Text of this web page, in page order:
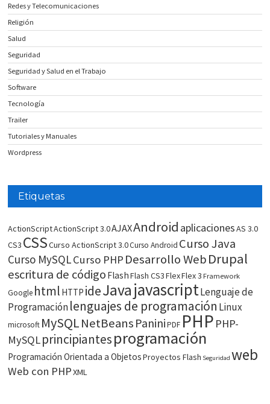
Redes y Telecomunicaciones
Religión
Salud
Seguridad
Seguridad y Salud en el Trabajo
Software
Tecnología
Trailer
Tutoriales y Manuales
Wordpress
Etiquetas
ActionScriptActionScript 3.0AJAXAndroid aplicacionesAS 3.0
CS3 CSSCurso ActionScript 3.0Curso Android Curso Java
Curso MySQLCurso PHP Desarrollo WebDrupal
escritura de código FlashFlash CS3FlexFlex 3 Framework
Google html HTTP ideJavajavascriptLenguaje de
Programaciónlenguajes de programación Linux
microsoft MySQLNetBeans Panini PDF PHP PHP-
MySQLprincipiantesprogramación
Programación Orientada a ObjetosProyectos Flash Seguridad web
Web con PHPXML